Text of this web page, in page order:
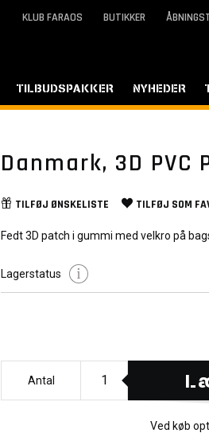
Danmark, 3D PVC
TILFØJ ØNSKELISTE TILFØJ SOM
Fedt 3D patch i gummi med velkro på
Lagerstatus
Antal
Ved køb
KLUB FARAOS BUTIKKER
TILBUDSPAKKER NYHEDER